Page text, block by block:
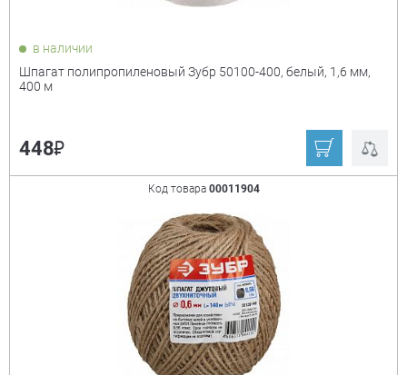
в наличии
Шпагат полипропиленовый Зубр 50100-400, белый, 1,6 мм,
400 м
448₽
Код товара 00011904